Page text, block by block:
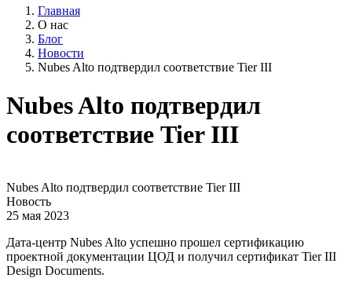
Главная
О нас
Блог
Новости
Nubes Alto подтвердил соответствие Tier III
Nubes Alto подтвердил
соответствие Tier III
Nubes Alto подтвердил соответствие Tier III
Новость
25 мая 2023
Дата-центр Nubes Alto успешно прошел сертификацию
проектной документации ЦОД и получил сертификат Tier III
Design Documents.